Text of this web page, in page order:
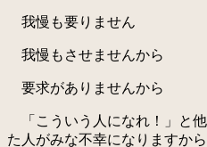
我慢も要りません
我慢もさせませんから
要求がありませんから
「こういう人になれ！」と
た人がみな不幸になりますか